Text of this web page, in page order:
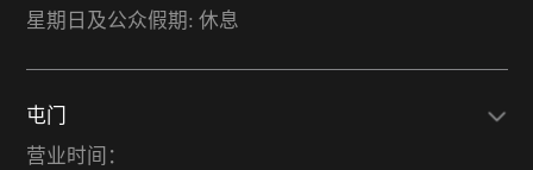
星期日及公众假期: 休息
屯门
营业时间：